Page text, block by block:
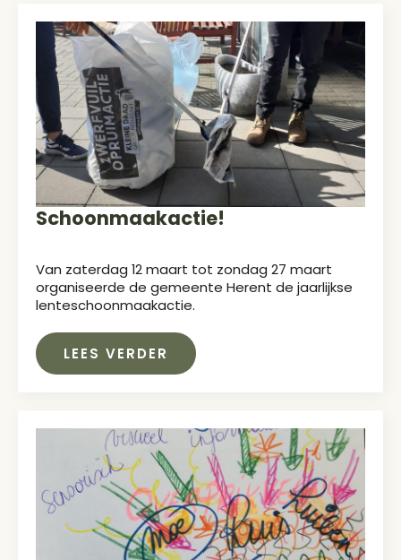
Schoonmaakactie!
Van zaterdag 12 maart tot zondag 27 maart
organiseerde de gemeente Herent de jaarlijkse
lenteschoonmaakactie.
LEES VERDER